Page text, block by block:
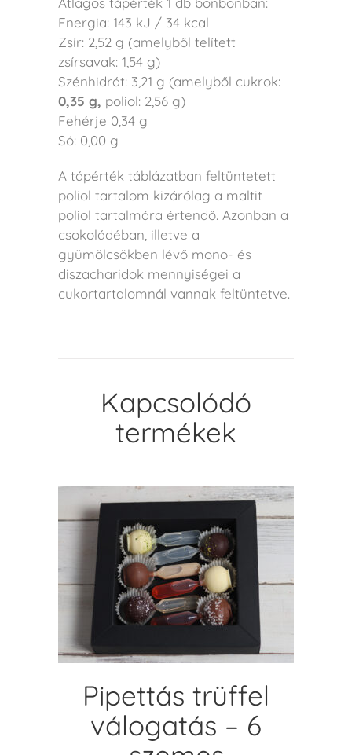
Energia: 143 kJ / 34 kcal
Zsír: 2,52 g (amelyből telített
zsírsavak: 1,54 g)
Szénhidrát: 3,21 g (amelyből cukrok:
0,35 g, poliol: 2,56 g)
Fehérje 0,34 g
Só: 0,00 g
A tápérték táblázatban feltüntetett
poliol tartalom kizárólag a maltit
poliol tartalmára értendő. Azonban a
csokoládéban, illetve a
gyümölcsökben lévő mono- és
diszacharidok mennyiségei a
cukortartalomnál vannak feltüntetve.
Kapcsolódó
termékek
KOSÁRBA TESZEM
Pipettás trüffel
válogatás – 6